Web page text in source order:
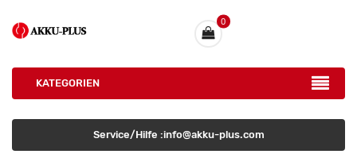
0
KATEGORIEN
Service/Hilfe :info@akku-plus.com